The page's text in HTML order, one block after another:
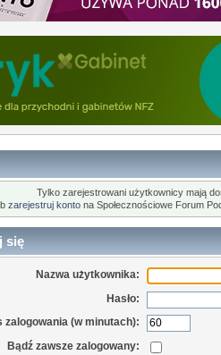
Tylko zarejestrowani użytkownicy mają
zarejestruj konto na Społecznościowe Forum
się
Nazwa użytkownika:
Hasło:
zalogowania (w minutach):
Bądź zawsze zalogowany: